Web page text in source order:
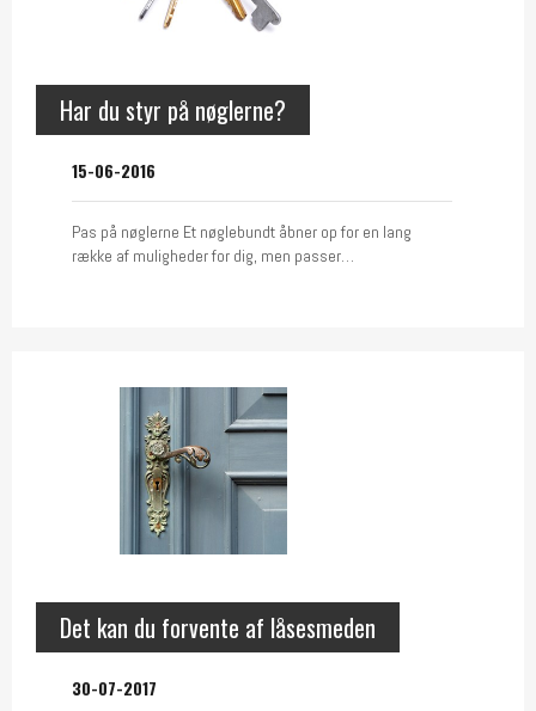
Har du styr på nøglerne?
15-06-2016
Pas på nøglerne Et nøglebundt åbner op for en lang
række af muligheder for dig, men passer…
Det kan du forvente af låsesmeden
30-07-2017